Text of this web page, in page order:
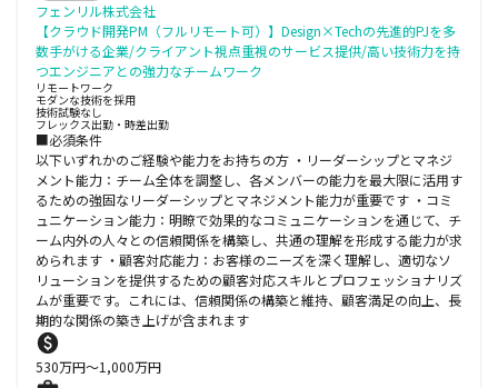
フェンリル株式会社
【クラウド開発PM（フルリモート可）】Design×Techの先進的PJを多
数手がける企業/クライアント視点重視のサービス提供/高い技術力を持
つエンジニアとの強力なチームワーク
リモートワーク
モダンな技術を採用
技術試験なし
フレックス出勤・時差出勤
■必須条件
以下いずれかのご経験や能力をお持ちの方 ・リーダーシップとマネジ
メント能力：チーム全体を調整し、各メンバーの能力を最大限に活用す
るための強固なリーダーシップとマネジメント能力が重要です ・コミ
ュニケーション能力：明瞭で効果的なコミュニケーションを通じて、チ
ーム内外の人々との信頼関係を構築し、共通の理解を形成する能力が求
められます ・顧客対応能力：お客様のニーズを深く理解し、適切なソ
リューションを提供するための顧客対応スキルとプロフェッショナリズ
ムが重要です。これには、信頼関係の構築と維持、顧客満足の向上、長
期的な関係の築き上げが含まれます
530万円〜1,000万円